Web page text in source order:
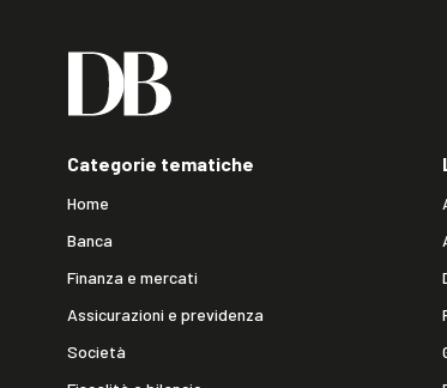
Categorie tematiche
Home
Banca
Finanza e mercati
Assicurazioni e previdenza
Società